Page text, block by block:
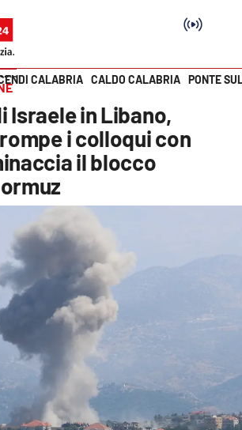
CALABRIA CALDO CALABRIA PONTE
Israele in Libano,
i colloqui con
il blocco